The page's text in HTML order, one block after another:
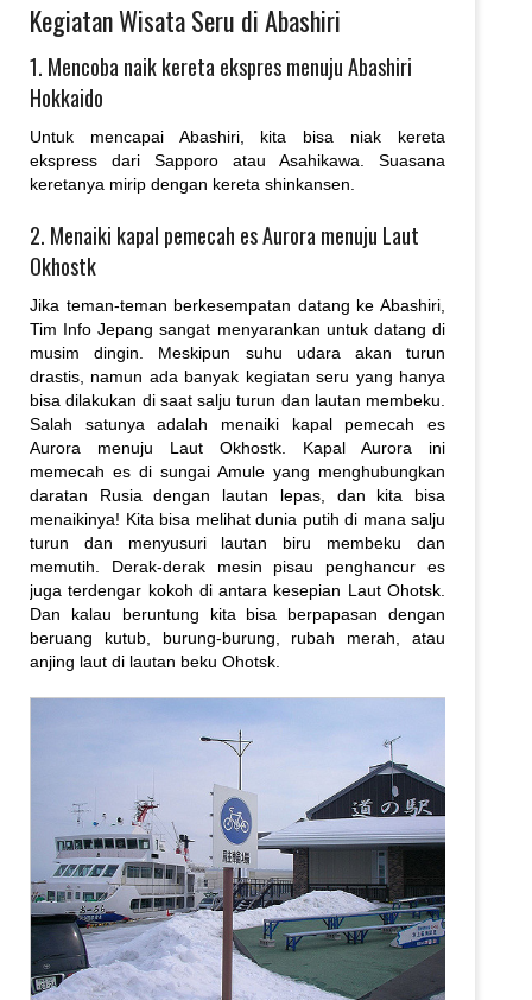
Kegiatan Wisata Seru di Abashiri
1. Mencoba naik kereta ekspres menuju Abashiri
Hokkaido
Untuk mencapai Abashiri, kita bisa niak kereta
ekspress dari Sapporo atau Asahikawa. Suasana
keretanya mirip dengan kereta shinkansen.
2. Menaiki kapal pemecah es Aurora menuju Laut
Okhostk
Jika teman-teman berkesempatan datang ke Abashiri,
Tim Info Jepang sangat menyarankan untuk datang di
musim dingin. Meskipun suhu udara akan turun
drastis, namun ada banyak kegiatan seru yang hanya
bisa dilakukan di saat salju turun dan lautan membeku.
Salah satunya adalah menaiki kapal pemecah es
Aurora menuju Laut Okhostk. Kapal Aurora ini
memecah es di sungai Amule yang menghubungkan
daratan Rusia dengan lautan lepas, dan kita bisa
menaikinya! Kita bisa melihat dunia putih di mana salju
turun dan menyusuri lautan biru membeku dan
memutih. Derak-derak mesin pisau penghancur es
juga terdengar kokoh di antara kesepian Laut Ohotsk.
Dan kalau beruntung kita bisa berpapasan dengan
beruang kutub, burung-burung, rubah merah, atau
anjing laut di lautan beku Ohotsk.